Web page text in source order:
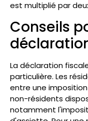
est multiplié par
Conseils
La déclaration
particulière. Les
entre une
non-résidents
notamment